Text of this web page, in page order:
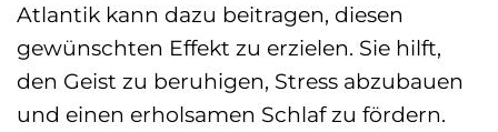
Atlantik kann dazu beitragen, diesen
gewünschten Effekt zu erzielen. Sie hilft,
den Geist zu beruhigen, Stress abzubauen
und einen erholsamen Schlaf zu fördern.